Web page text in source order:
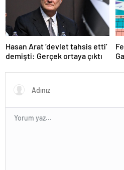
Hasan Arat ‘devlet tahsis etti’
demişti: Gerçek ortaya çıktı